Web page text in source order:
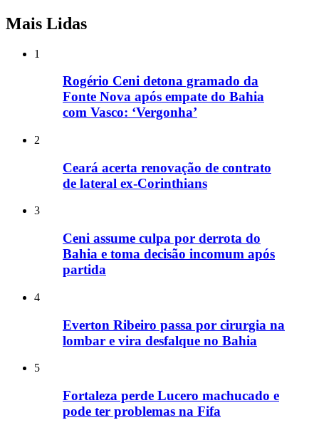
Mais Lidas
1
Rogério Ceni detona gramado da
Fonte Nova após empate do Bahia
com Vasco: ‘Vergonha’
2
Ceará acerta renovação de contrato
de lateral ex-Corinthians
3
Ceni assume culpa por derrota do
Bahia e toma decisão incomum após
partida
4
Everton Ribeiro passa por cirurgia na
lombar e vira desfalque no Bahia
5
Fortaleza perde Lucero machucado e
pode ter problemas na Fifa